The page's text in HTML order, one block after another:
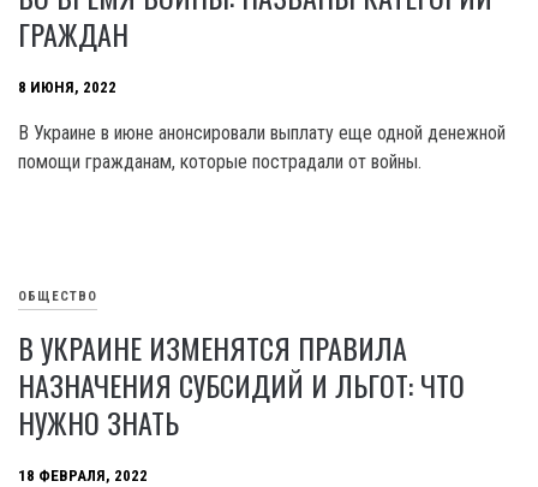
ГРАЖДАН
8 ИЮНЯ, 2022
В Украине в июне анонсировали выплату еще одной денежной
помощи гражданам, которые пострадали от войны.
ОБЩЕСТВО
В УКРАИНЕ ИЗМЕНЯТСЯ ПРАВИЛА
НАЗНАЧЕНИЯ СУБСИДИЙ И ЛЬГОТ: ЧТО
НУЖНО ЗНАТЬ
18 ФЕВРАЛЯ, 2022